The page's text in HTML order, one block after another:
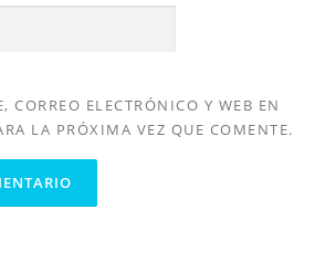
CORREO ELECTRÓNICO Y WEB EN
LA PRÓXIMA VEZ QUE COMENTE.